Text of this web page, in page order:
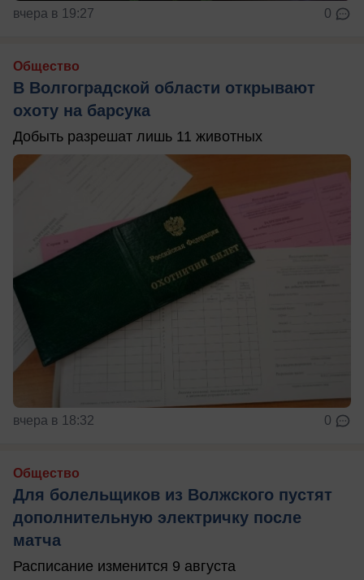
вчера в 19:27 0
Общество
В Волгоградской области открывают
охоту на барсука
Добыть разрешат лишь 11 животных
вчера в 18:32 0
Общество
Для болельщиков из Волжского пустят
дополнительную электричку после
матча
Расписание изменится 9 августа